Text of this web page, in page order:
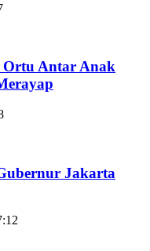
Ortu Antar Anak
Jakarta